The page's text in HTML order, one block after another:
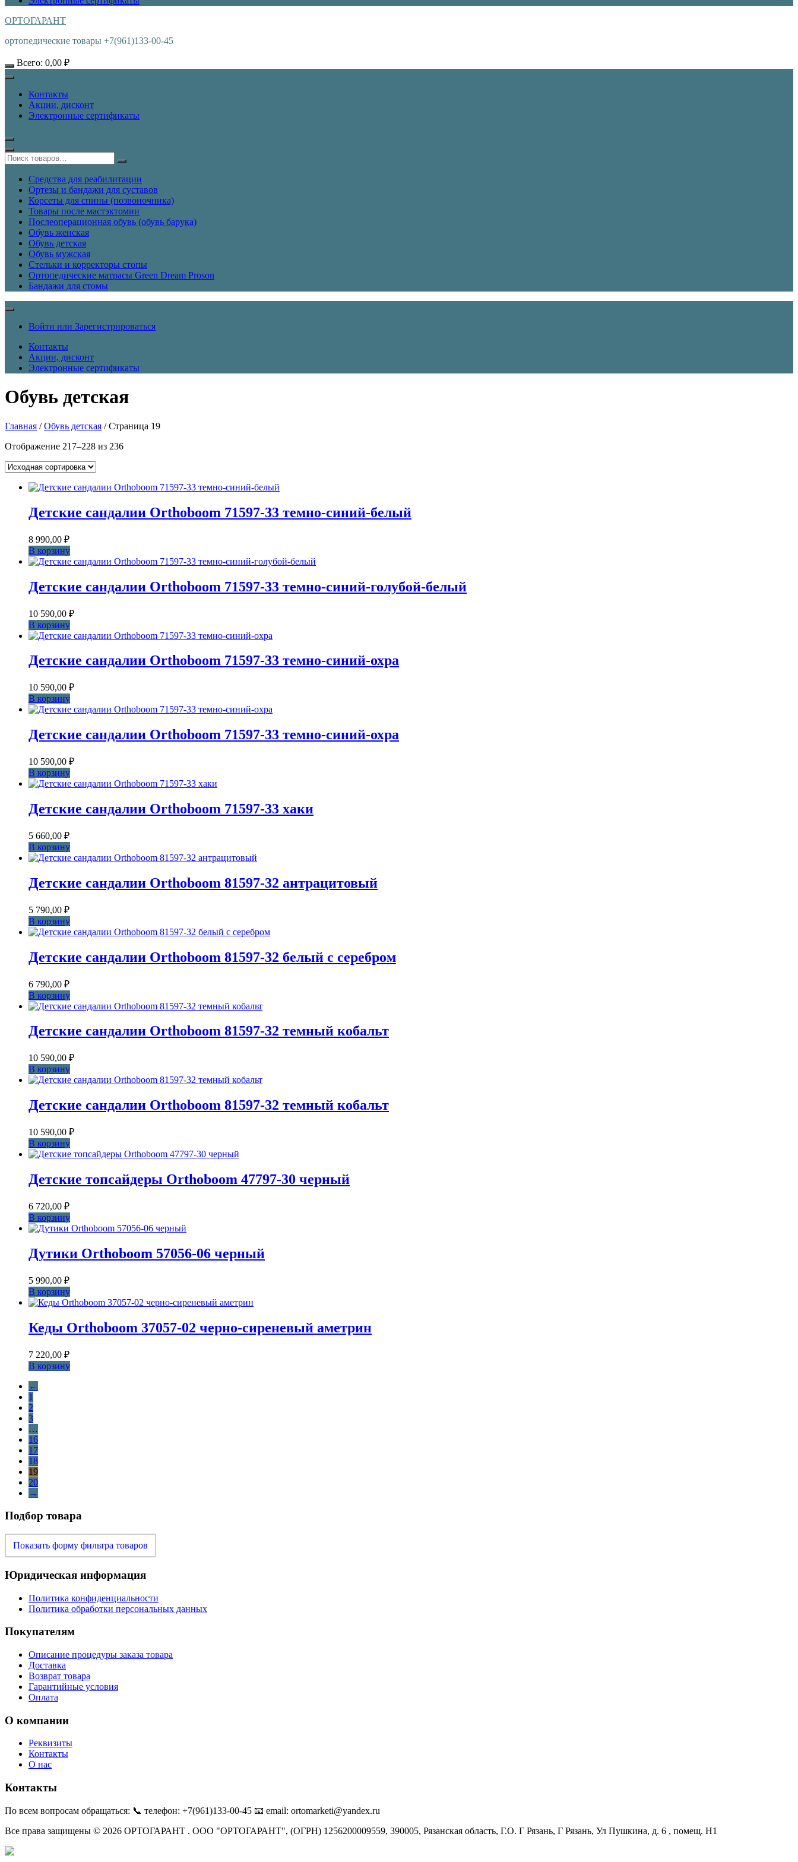
ОРТОГАРАНТ
ортопедические товары +7(961)133-00-45
Всего: 0,00 ₽
Контакты
Акции, дисконт
Электронные сертификаты
Средства для реабилитации
Ортезы и бандажи для суставов
Корсеты для спины (позвоночника)
Товары после мастэктомии
Послеоперационная обувь (обувь барука)
Обувь женская
Обувь детская
Обувь мужская
Стельки и корректоры стопы
Ортопедические матрасы Green Dream Proson
Бандажи для стомы
Войти или Зарегистрироваться
Контакты
Акции, дисконт
Электронные сертификаты
Обувь детская
Главная /Обувь детская / Страница 19
Отображение 217–228 из 236
Детские сандалии Orthoboom 71597-33 темно-синий-белый
8 990,00 ₽
В корзину
Детские сандалии Orthoboom 71597-33 темно-синий-голубой-белый
10 590,00 ₽
В корзину
Детские сандалии Orthoboom 71597-33 темно-синий-охра
10 590,00 ₽
В корзину
Детские сандалии Orthoboom 71597-33 темно-синий-охра
10 590,00 ₽
В корзину
Детские сандалии Orthoboom 71597-33 хаки
5 660,00 ₽
В корзину
Детские сандалии Orthoboom 81597-32 антрацитовый
5 790,00 ₽
В корзину
Детские сандалии Orthoboom 81597-32 белый с серебром
6 790,00 ₽
В корзину
Детские сандалии Orthoboom 81597-32 темный кобальт
10 590,00 ₽
В корзину
Детские сандалии Orthoboom 81597-32 темный кобальт
10 590,00 ₽
В корзину
Детские топсайдеры Orthoboom 47797-30 черный
6 720,00 ₽
В корзину
Дутики Orthoboom 57056-06 черный
5 990,00 ₽
В корзину
Кеды Orthoboom 37057-02 черно-сиреневый аметрин
7 220,00 ₽
В корзину
←
1
2
3
…
16
17
18
19
20
→
Подбор товара
Показать форму фильтра товаров
Юридическая информация
Политика конфиденциальности
Политика обработки персональных данных
Покупателям
Описание процедуры заказа товара
Доставка
Возврат товара
Гарантийные условия
Оплата
О компании
Реквизиты
Контакты
О нас
Контакты
По всем вопросам обращаться: 📞 телефон: +7(961)133-00-45 📧 email: ortomarketi@yandex.ru
Все права защищены © 2026 ОРТОГАРАНТ . ООО "ОРТОГАРАНТ", (ОГРН) 1256200009559, 390005, Рязанская область, Г.О. Г Рязань, Г Рязань, Ул Пушкина, д. 6 , помещ. Н1